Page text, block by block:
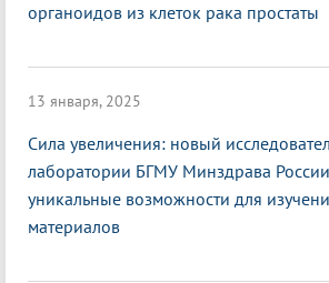
органоидов из клеток рака простаты
13 января, 2025
Сила увеличения: новый
лаборатории БГМУ Минздрава
уникальные возможности для
материалов